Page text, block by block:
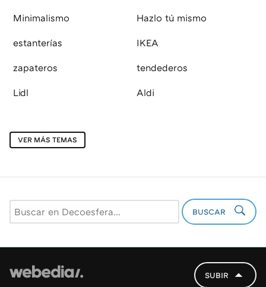
Minimalismo Hazlo tú mismo
estanterías IKEA
zapateros tendederos
Lidl Aldi
VER MÁS TEMAS
BUSCAR
SUBIR